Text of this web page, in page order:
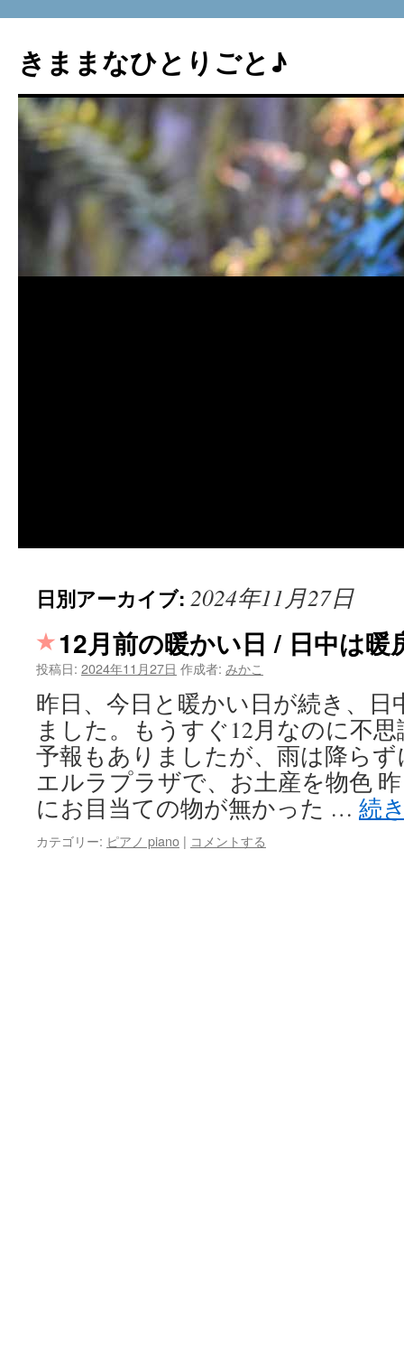
テ
ン
ス
キ
きままなひとりごと♪
日別アーカイブ: 2024年11月27日
12月前の暖かい日 / 日中は暖
投稿日: 2024年11月27日 作成者: みかこ
昨日、今日と暖かい日が続き、
ました。もうすぐ12月なのに不
予報もありましたが、雨は降ら
エルラプラザで、お土産を物色
にお目当ての物が無かった … 続
カテゴリー: ピアノ piano | コメントする